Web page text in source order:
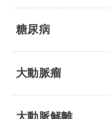
糖尿病
大動脈瘤
大動脈解離